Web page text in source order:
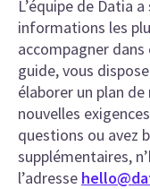
L’équipe de Datia
informations les
accompagner
guide, vous
élaborer un plan
nouvelles
questions ou avez
supplémentaires,
l’adresse